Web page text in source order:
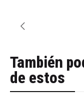
También
de estos